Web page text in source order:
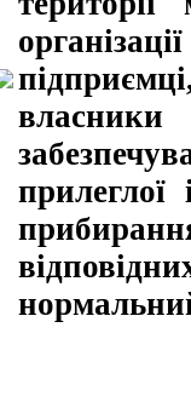
власники
прилеглої